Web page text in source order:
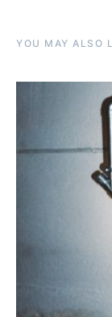
YOU MAY ALSO